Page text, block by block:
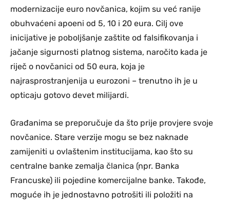
modernizacije euro novčanica, kojim su već ranije
obuhvaćeni apoeni od 5, 10 i 20 eura. Cilj ove
inicijative je poboljšanje zaštite od falsifikovanja i
jačanje sigurnosti platnog sistema, naročito kada je
riječ o novčanici od 50 eura, koja je
najrasprostranjenija u eurozoni – trenutno ih je u
opticaju gotovo devet milijardi.
Građanima se preporučuje da što prije provjere svoje
novčanice. Stare verzije mogu se bez naknade
zamijeniti u ovlaštenim institucijama, kao što su
centralne banke zemalja članica (npr. Banka
Francuske) ili pojedine komercijalne banke. Takođe,
moguće ih je jednostavno potrošiti ili položiti na